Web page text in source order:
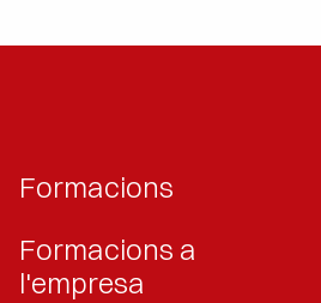
Formacions
Formacions a
l'empresa